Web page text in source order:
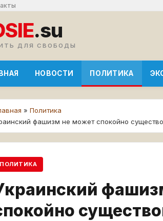
.su
ДЛЯ СВОБОДЫ
НОВОСТИ ПОЛИТИКА
» Политика
фашизм не может спокойно
ПОЛИТИКА